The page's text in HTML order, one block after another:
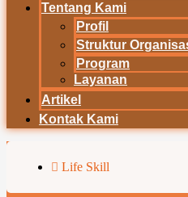
Tentang Kami
Profil
Struktur
Program
Layanan
Artikel
Kontak Kami
Life Skill